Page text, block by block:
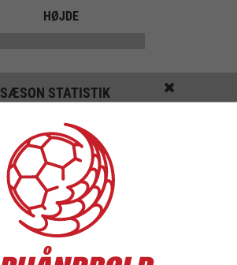
HØJDE
SÆSON STATISTIK
MÅL
STRAFFEMÅL
MÅL I ALT